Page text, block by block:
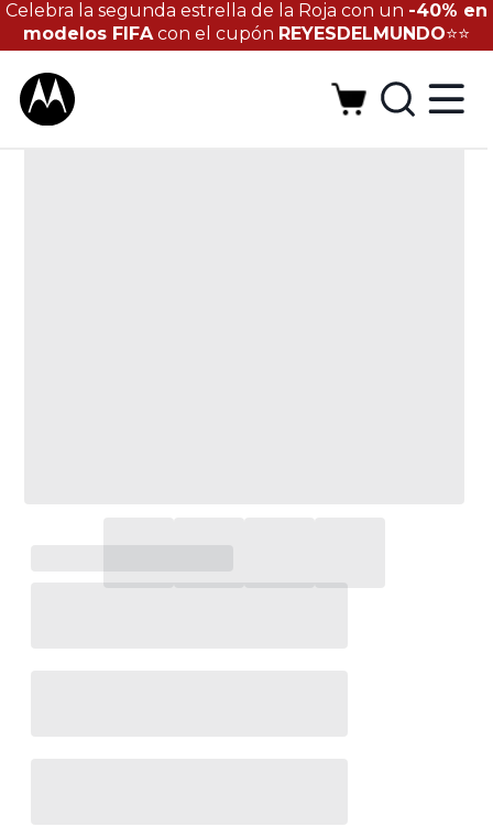
Celebra la segunda estrella de la Roja con un -40% en
modelos FIFAcon el cupón REYESDELMUNDO⭐⭐